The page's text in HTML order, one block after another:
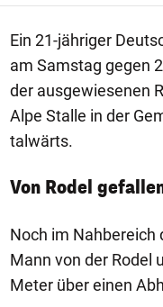
Ein 21-jähriger
am Samstag gegen
der ausgewiesenen
Alpe Stalle in der
talwärts.
Von Rodel
Noch im Nahbereich
Mann von der Rodel
Meter über einen